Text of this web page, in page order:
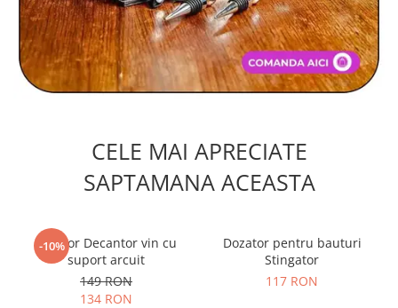
CELE MAI APRECIATE
SAPTAMANA ACEASTA
-10%
Aerator Decantor vin cu
suport arcuit
149 RON
134 RON
Dozator pentru bauturi
Stingator
117 RON